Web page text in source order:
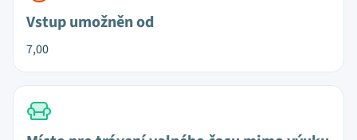
Vstup umožněn od
7,00